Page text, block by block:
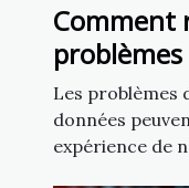
Comment
base de
web
Les problèmes
données
expérience de